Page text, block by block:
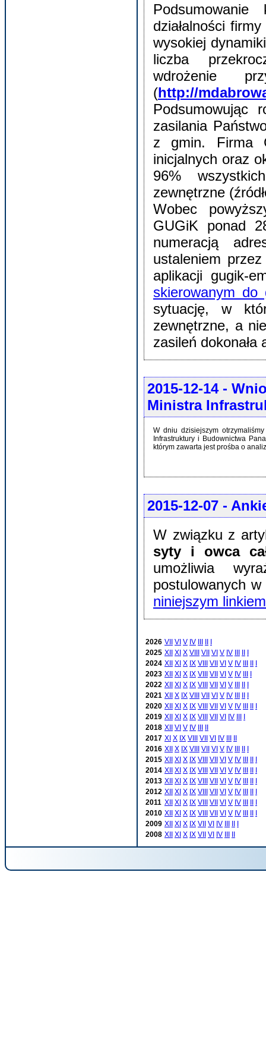
działalności
wysokiej
liczba
wdrożenie
(http://
Podsumowując
zasilania
z gmin. Firma
inicjalnych oraz
96%
zewnętrzne
Wobec
GUGiK ponad
numeracją
ustaleniem
aplikacji gugik-
skierowanym do
sytuację, w
zewnętrzne, a
zasileń dokonała
2015-12-14-
Ministra
W dniu dzisiejszym
Infrastruktury i Budownictwa
którym zawarta jest prośba o
2015-12-07 -
W związku z
syty i owca
umożliwia
postulowanych
niniejszym linkiem
2026 VII VI V IV
2025 XII XI X VIII VII VI V IV
2024 XII XI X IX VIII VII VI V IV
2023 XII XI X IX VIII VII VI V IV
2022 XII XI X IX VIII VII VI V
2021 XII X IX VIII VII VI V IV
2020 XII XI X IX VIII VII VI V IV
2019 XII XI X IX VIII VII VI IV
2018 XII VI V IV
2017 XI X IX VIII VII VI IV
2016 XII X IX VIII VII VI V IV
2015 XII XI X IX VIII VII VI V IV
2014 XII XI X IX VIII VII VI V IV
2013 XII XI X IX VIII VII VI V IV
2012 XII XI X IX VIII VII VI V IV
2011 XII XI X IX VIII VII VI V IV
2010 XII XI X IX VIII VII VI V IV
2009 XII XI X IX VII VI IV
2008 XII XI X IX VII VI IV